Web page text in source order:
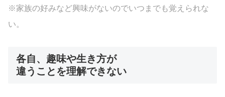
※家族の好みなど興味がないのでいつまでも覚えられな
い。
各自、趣味や生き方が
違うことを理解できない